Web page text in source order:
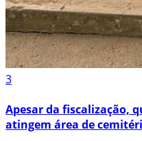
3
Apesar da fiscalização,
atingem área de